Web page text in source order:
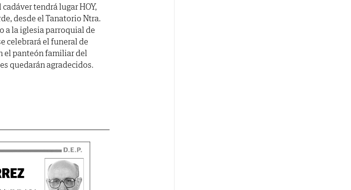
tendrá lugar HOY,
desde el Tanatorio Ntra.
a la iglesia parroquial de
celebrará el funeral de
el panteón familiar del
quedarán agradecidos.